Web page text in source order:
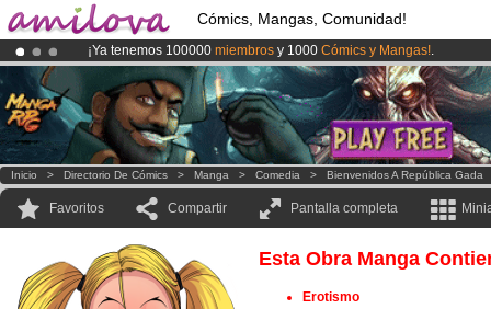
Cómics, Mangas, Comunidad!
¡Ya tenemos 100000 miembros y 1000 Cómics y Mangas!.
¡El Kickstarter Amilova está desormado lanzado!.
¡Conviertete en Premium por3.95 euros al mes!Hazte Premium ya
Inicio > Directorio De Cómics > Manga > Comedia > Bienvenidos A República Gada
Favoritos Compartir Pantalla completa
Esta Obra Manga
Erotismo